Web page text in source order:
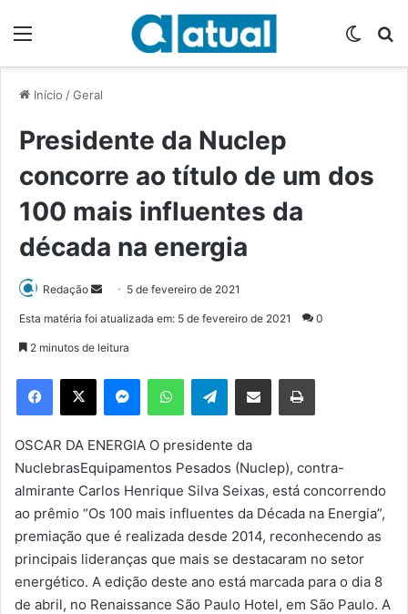
Início /Geral
Presidente da Nuclep
concorre ao título de um dos
100 mais influentes da
década na energia
Redação
d
e
m
e
-
m
a
5 de fevereiro de 2021
Esta matéria foi atualizada em: 5 de fevereiro de 2021 0
2 minutos de leitura
Telegram
OSCAR DA ENERGIA O presidente da
NuclebrasEquipamentos Pesados (Nuclep), contra-
almirante Carlos Henrique Silva Seixas, está concorrendo
ao prêmio “Os 100 mais influentes da Década na Energia”,
premiação que é realizada desde 2014, reconhecendo as
principais lideranças que mais se destacaram no setor
energético. A edição deste ano está marcada para o dia 8
de abril, no Renaissance São Paulo Hotel, em São Paulo. A